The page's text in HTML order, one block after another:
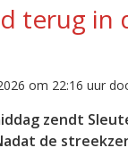
terug in
om 22:16 uur
zendt
de